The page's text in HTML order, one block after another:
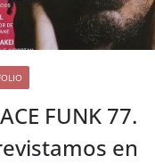
FUNK 77.
en